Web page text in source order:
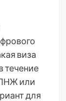
виза
течение
или
для